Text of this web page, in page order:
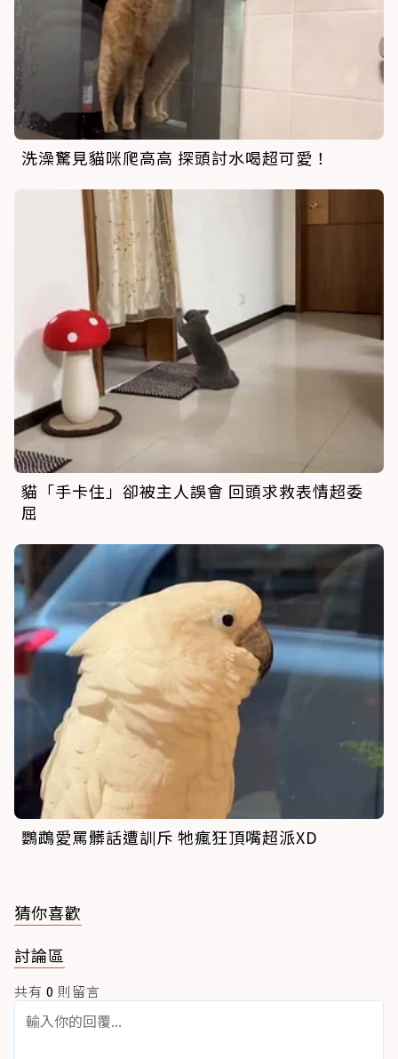
洗澡驚見貓咪爬高高 探頭討水喝超可愛！
貓「手卡住」卻被主人誤會 回頭求救表情超委
屈
鸚鵡愛罵髒話遭訓斥 牠瘋狂頂嘴超派XD
猜你喜歡
討論區
共有 0 則留言